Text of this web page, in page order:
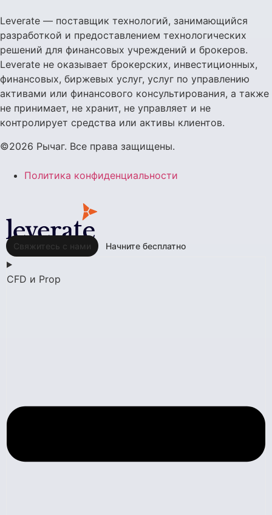
Leverate — поставщик технологий, занимающийся
разработкой и предоставлением технологических
решений для финансовых учреждений и брокеров.
Leverate не оказывает брокерских, инвестиционных,
финансовых, биржевых услуг, услуг по управлению
активами или финансового консультирования, а также
не принимает, не хранит, не управляет и не
контролирует средства или активы клиентов.
©2026 Рычаг. Все права защищены.
Политика конфиденциальности
Свяжитесь с нами Начните бесплатно
CFD и Prop